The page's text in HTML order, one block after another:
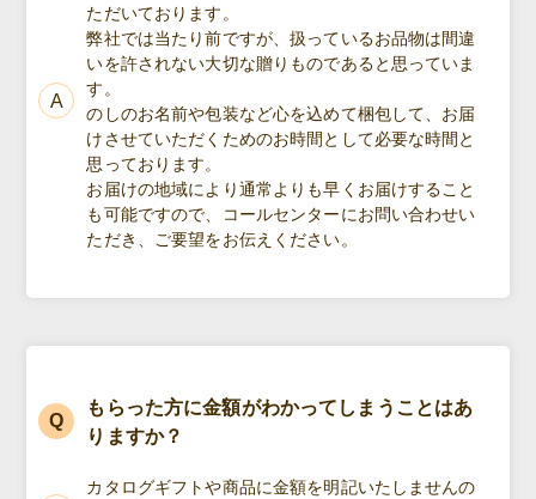
ただいております。
弊社では当たり前ですが、扱っているお品物は間違
いを許されない大切な贈りものであると思っていま
す。
のしのお名前や包装など心を込めて梱包して、お届
けさせていただくためのお時間として必要な時間と
思っております。
お届けの地域により通常よりも早くお届けすること
も可能ですので、コールセンターにお問い合わせい
ただき、ご要望をお伝えください。
もらった方に金額がわかってしまうことはあ
りますか？
カタログギフトや商品に金額を明記いたしませんの